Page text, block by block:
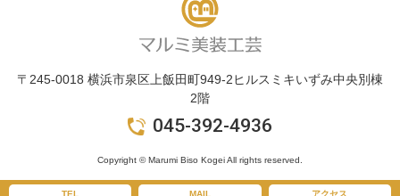
〒245-0018 横浜市泉区上飯田町949-2ヒルスミキいずみ中央別棟
2階
045-392-4936
Copyright © Marumi Biso Kogei All rights reserved.
TEL MAIL アクセス